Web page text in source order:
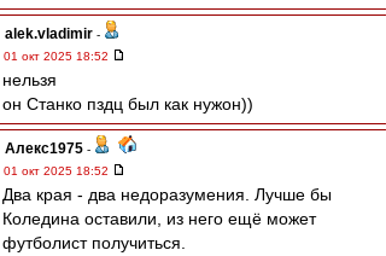
alek.vladimir -
01 окт 2025 18:52
нельзя
он Станко пздц был как нужон))
Алекс1975 -
01 окт 2025 18:52
Два края - два недоразумения. Лучше бы
Коледина оставили, из него ещё может
футболист получиться.